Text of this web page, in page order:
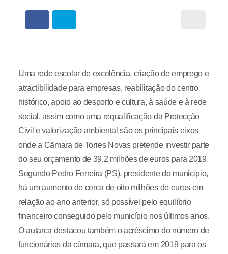
Uma rede escolar de excelência, criação de emprego e
atractibilidade para empresas, reabilitação do centro
histórico, apoio ao desporto e cultura, à saúde e à rede
social, assim como uma requalificação da Protecção
Civil e valorização ambiental são os principais eixos
onde a Cãmara de Torres Novas pretende investir parte
do seu orçamento de 39,2 milhões de euros para 2019.
Segundo Pedro Ferreira (PS), presidente do município,
há um aumento de cerca de oito milhões de euros em
relação ao ano anterior, só possível pelo equilíbrio
financeiro conseguido pelo município nos últimos anos.
O autarca destacou também o acréscimo do número de
funcionários da câmara, que passará em 2019 para os